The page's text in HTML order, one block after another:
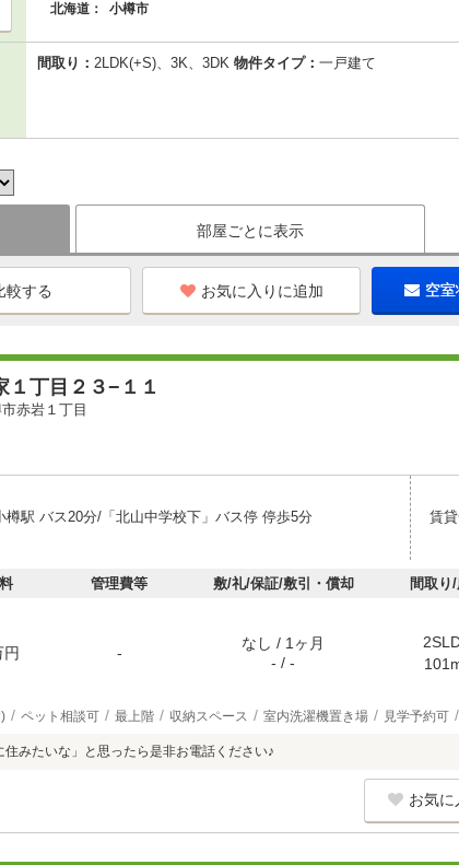
北海道：
小樽市
間取り： 2LDK(+S)、3K、3DK 物件タイプ： 一戸建て
部屋ごとに表示
お気に入りに追加 空
１丁目２３−１１
赤岩１丁目
樽駅 バス20分/「北山中学校下」バス停 停歩5分 賃
管理費等 敷/礼/保証/敷引・償却 間取り/
円 -
なし / 1ヶ月
- / -
ペット相談可 最上階 収納スペース 室内洗濯機置き場 見学予約可
住みたいな」と思ったら是非お電話ください♪
お気に